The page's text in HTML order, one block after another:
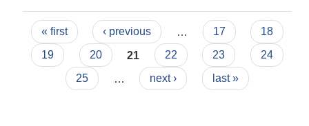
Pages
« first ‹ previous 17
18
19
20 21 22 23
24
25
next › last »